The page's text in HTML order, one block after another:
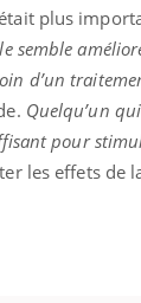
plus
semble
d’un
Quelqu’un
pour
les effets de